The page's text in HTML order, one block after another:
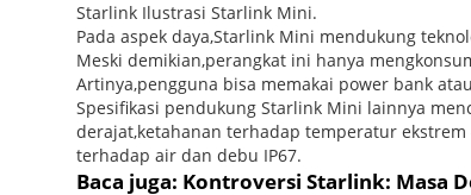
Starlink Ilustrasi Starlink Mini.
Pada aspek daya,Starlink Mini mendukung
Meski demikian,perangkat ini hanya
Artinya,pengguna bisa memakai power bank
Spesifikasi pendukung Starlink Mini lainnya
derajat,ketahanan terhadap temperatur
terhadap air dan debu IP67.
Baca juga: Kontroversi Starlink: Masa